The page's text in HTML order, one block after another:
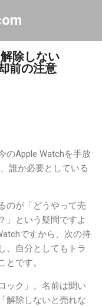
ツに移動
除しない
前の注意
のApple Watchを手放
誰か必要としている
のが「どうやって売
」という疑問ですよ
ですから、次の持
、自分としてもトラ
です。
ック」。名前は聞い
解除しないと売れな